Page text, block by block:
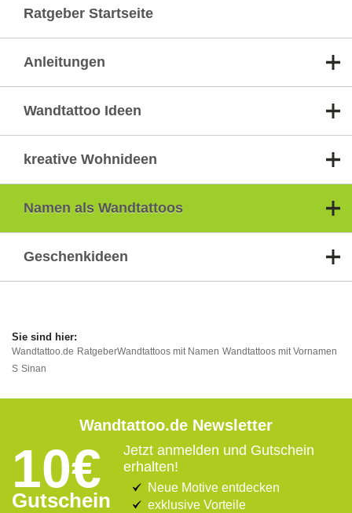
Ratgeber Startseite
Anleitungen
Wandtattoo Ideen
kreative Wohnideen
Namen als Wandtattoos
Geschenkideen
Wandtattoo.de RatgeberWandtattoos mit Namen Wandtattoos mit Vornamen
S Sinan
Wandtattoo.de Newsletter
10€
Gutschein
Jetzt anmelden und Gutschein
erhalten!
Neue Motive entdecken
exklusive Vorteile